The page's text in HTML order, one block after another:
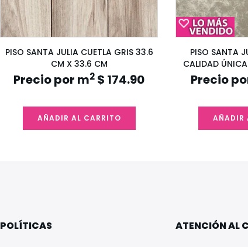
PISO SANTA JULIA CUETLA GRIS 33.6
CM X 33.6 CM
Precio por m2 $ 174.90
AÑADIR AL CARRITO
PISO SANTA
CALIDAD
Precio
AÑADIR
POLÍTICAS ATENCIÓN AL